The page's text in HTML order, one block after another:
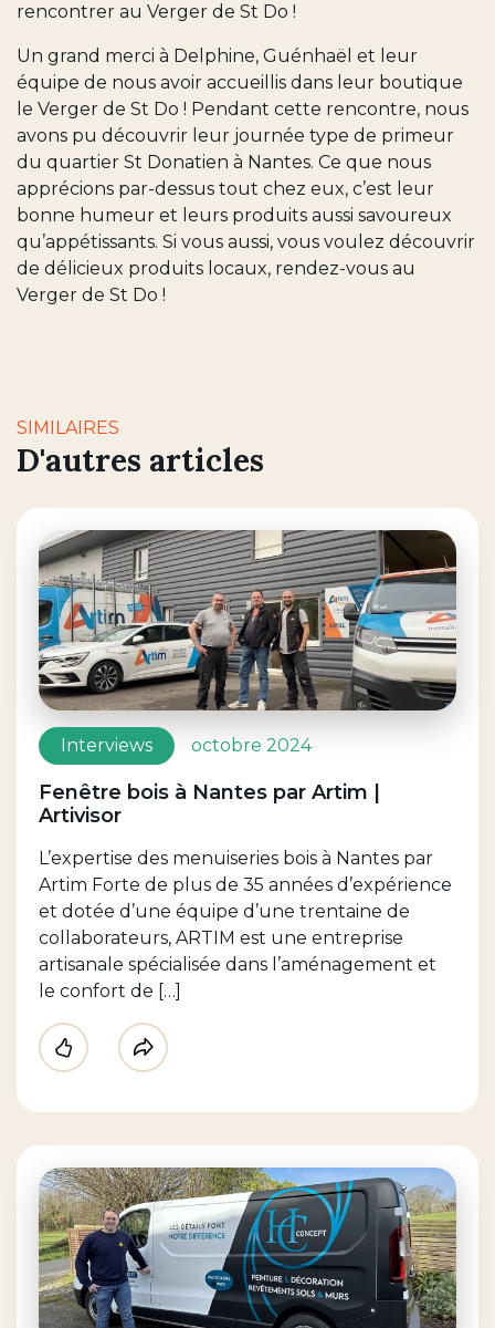
rencontrer au Verger de St Do !
Un grand merci à Delphine, Guénhaël et leur
équipe de nous avoir accueillis dans leur boutique
le Verger de St Do ! Pendant cette rencontre, nous
avons pu découvrir leur journée type de primeur
du quartier St Donatien à Nantes. Ce que nous
apprécions par-dessus tout chez eux, c’est leur
bonne humeur et leurs produits aussi savoureux
qu’appétissants. Si vous aussi, vous voulez découvrir
de délicieux produits locaux, rendez-vous au
Verger de St Do !
SIMILAIRES
D'autres articles
Interviews octobre 2024
Fenêtre bois à Nantes par Artim |
Artivisor
L’expertise des menuiseries bois à Nantes par
Artim Forte de plus de 35 années d’expérience
et dotée d’une équipe d’une trentaine de
collaborateurs, ARTIM est une entreprise
artisanale spécialisée dans l’aménagement et
le confort de […]
Like Partager